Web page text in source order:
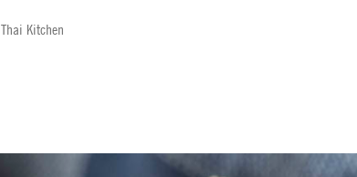
Thai Kitchen